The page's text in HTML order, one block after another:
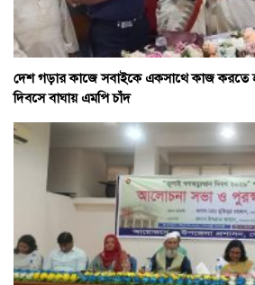
দেশ গড়ার কাজে সবাইকে একসাথে কাজ করতে
দিবসে বাঘায় এমপি চাঁদ